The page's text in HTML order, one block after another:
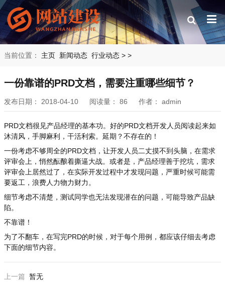
当前位置： 主页 >
新闻动态 >
行业动态
一份靠谱的PRD文档，需要注重哪些细节？
发布日期： 2018-04-10 阅读量： 86 作者： admin
PRD文档很见产品经理的基本功。好的PRD文档开发人员阅读起来如
沐清风，手脚麻利，干活利索。延期？不存在的！
一份考虑不够周全的PRD文档，让开发人员二丈摸不到头脑，在需求
评审会上，悄然酝酿着撕逼大战。或者是，产品经理善于挖坑，需求
评审会上居然过了，在实际开发过程中才发现问题，严重时候可能需
要返工，浪费人力物力财力。
细节考虑不清楚，测试同学也无法发现潜在的问题，可能导致产品缺
陷。
不靠谱！
为了不翻车，在写完PRD的时候，对于每个用例，都应该仔细去考虑
下面的细节内容。
上一篇 暂无